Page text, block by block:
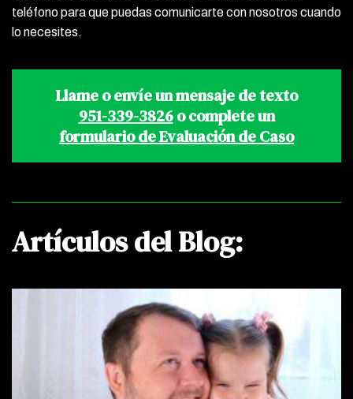
teléfono para que puedas comunicarte con nosotros cuando
lo necesites.
Llame o envíe un mensaje de texto
951-339-3826o complete un
formulario de Evaluación de Caso
Artículos del Blog: